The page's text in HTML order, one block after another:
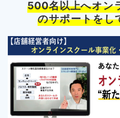
500名以上へオン
のサポートをし